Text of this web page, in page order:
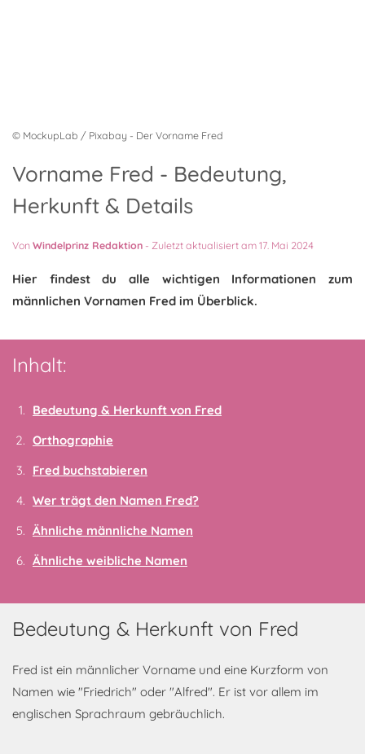
© MockupLab / Pixabay - Der Vorname Fred
Vorname Fred - Bedeutung,
Herkunft & Details
VonWindelprinz Redaktion - Zuletzt aktualisiert am 17. Mai 2024
Hier findest du alle wichtigen Informationen zum
männlichen Vornamen Fred im Überblick.
Inhalt:
Bedeutung & Herkunft von Fred
Orthographie
Fred buchstabieren
Wer trägt den Namen Fred?
Ähnliche männliche Namen
Ähnliche weibliche Namen
Bedeutung & Herkunft von Fred
Fred ist ein männlicher Vorname und eine Kurzform von
Namen wie "Friedrich" oder "Alfred". Er ist vor allem im
englischen Sprachraum gebräuchlich.